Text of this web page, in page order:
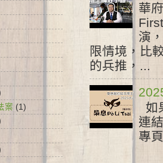
華
演
限情境，比
的兵推，...
如
連
專
案 (1)